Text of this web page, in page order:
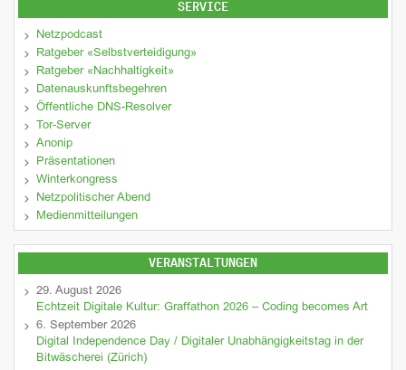
SERVICE
Netzpodcast
Ratgeber «Selbstverteidigung»
Ratgeber «Nachhaltigkeit»
Datenauskunftsbegehren
Öffentliche DNS-Resolver
Tor-Server
Anonip
Präsentationen
Winterkongress
Netzpolitischer Abend
Medienmitteilungen
VERANSTALTUNGEN
29. August 2026
Echtzeit Digitale Kultur: Graffathon 2026 – Coding becomes Art
6. September 2026
Digital Independence Day / Digitaler Unabhängigkeitstag in der
Bitwäscherei (Zürich)